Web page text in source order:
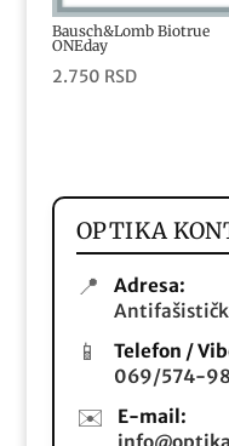
Bausch&Lomb Biotrue
ONEday
2.750 RSD
OPTIKA
📍
Adresa:
📱
Telefon /
069/574-
✉️
E-mail: